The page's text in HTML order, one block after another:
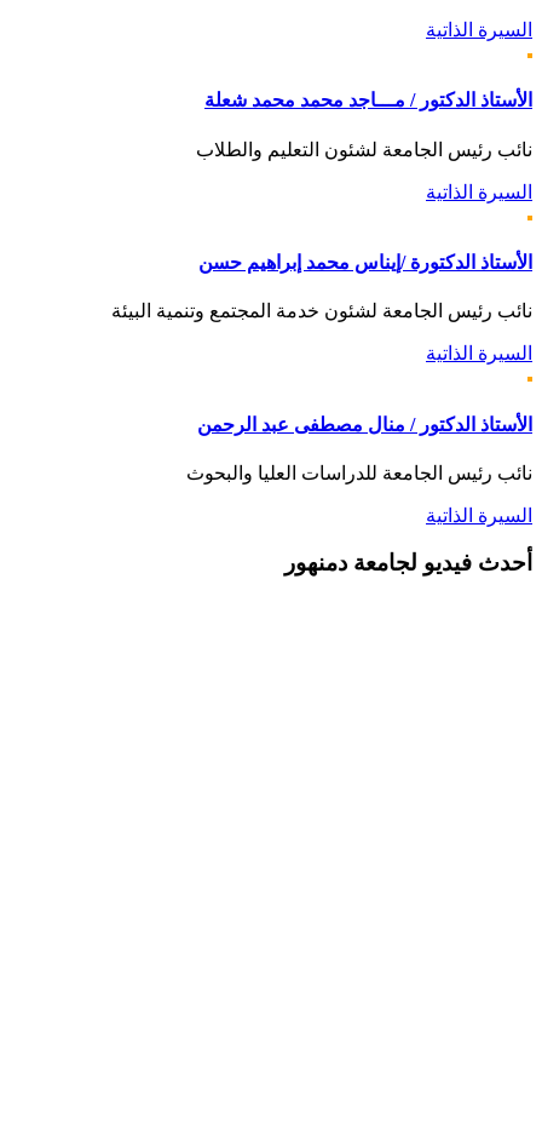
السيرة الذاتية
الأستاذ الدكتور / مـــاجد محمد محمد شعلة
نائب رئيس الجامعة لشئون التعليم والطلاب
السيرة الذاتية
الأستاذ الدكتورة /إيناس محمد إبراهيم حسن
نائب رئيس الجامعة لشئون خدمة المجتمع وتنمية البيئة
السيرة الذاتية
الأستاذ الدكتور / منال مصطفى عبد الرحمن
نائب رئيس الجامعة للدراسات العليا والبحوث
السيرة الذاتية
أحدث فيديو لجامعة دمنهور